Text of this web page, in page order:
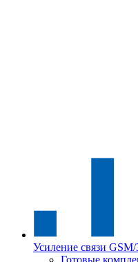
Усиление связи